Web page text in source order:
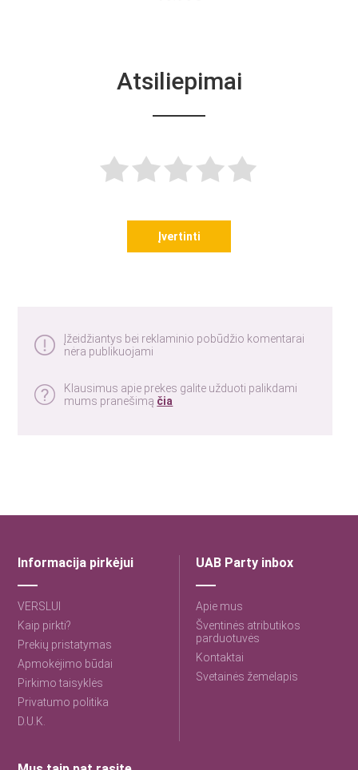
Atsiliepimai
Įvertinti
Įžeidžiantys bei reklaminio pobūdžio komentarai
nėra publikuojami
Klausimus apie prekes galite užduoti palikdami
mums pranešimą čia
Informacija pirkėjui
VERSLUI
Kaip pirkti?
Prekių pristatymas
Apmokėjimo būdai
Pirkimo taisyklės
Privatumo politika
D.U.K.
UAB Party inbox
Apie mus
Šventinės atributikos
parduotuvės
Kontaktai
Svetainės žemėlapis